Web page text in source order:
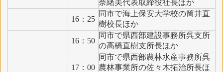
奈緒美代表取締役社長ほか
16：25
同市で海上保安大学校の筒井直
樹校長ほか
16：50
同市で県西部建設事務所呉支所
の高橋直樹支所長ほか
17：00
同市で県西部農林水産事務所呉
農林事業所の佐々木拓治所長ほ